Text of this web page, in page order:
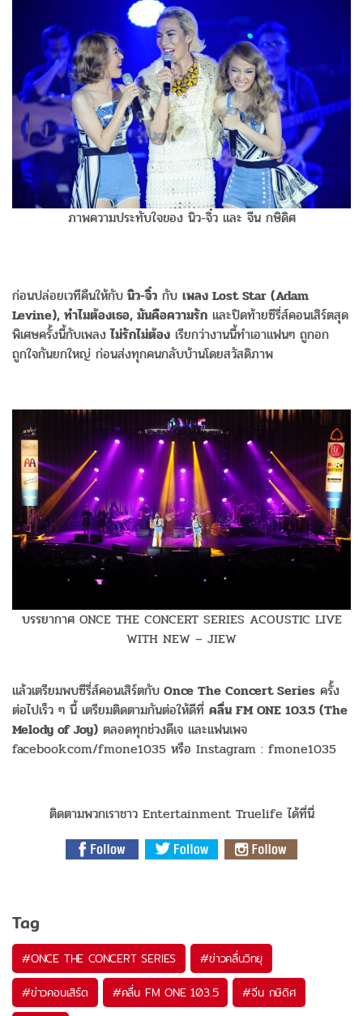
ภาพความประทับใจของ นิว-จิ๋ว และ จีน กษิดิศ
ก่อนปล่อยเวทีคืนให้กับ นิว-จิ๋ว กับ เพลง Lost Star (Adam
Levine), ทำไมต้องเธอ, มันคือความรัก และปิดท้ายซีรี่ส์คอนเสิร์ตสุด
พิเศษครั้งนี้กับเพลงไม่รักไม่ต้อง เรียกว่างานนี้ทำเอาแฟนๆ ถูกอก
ถูกใจกันยกใหญ่ ก่อนส่งทุกคนกลับบ้านโดยสวัสดิภาพ
บรรยากาศ ONCE THE CONCERT SERIES ACOUSTIC LIVE
WITH NEW – JIEW
แล้วเตรียมพบซีรี่ส์คอนเสิร์ตกับ Once The Concert Series ครั้ง
ต่อไปเร็ว ๆ นี้ เตรียมติดตามกันต่อให้ดีที่ คลื่น FM ONE 103.5 (The
Melody of Joy) ตลอดทุกช่วงดีเจ และแฟนเพจ
facebook.com/fmone1035 หรือ Instagram : fmone1035
ติดตามพวกเราชาว Entertainment Truelife ได้ที่นี่
Tag
#ONCE THE CONCERT SERIES #ข่าวคลื่นวิทยุ
#ข่าวคอนเสิร์ต #คลื่น FM ONE 103.5 #จีน กษิดิศ